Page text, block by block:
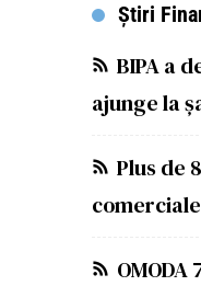
Știri
BIPA a
ajunge la
Plus de
OMODA